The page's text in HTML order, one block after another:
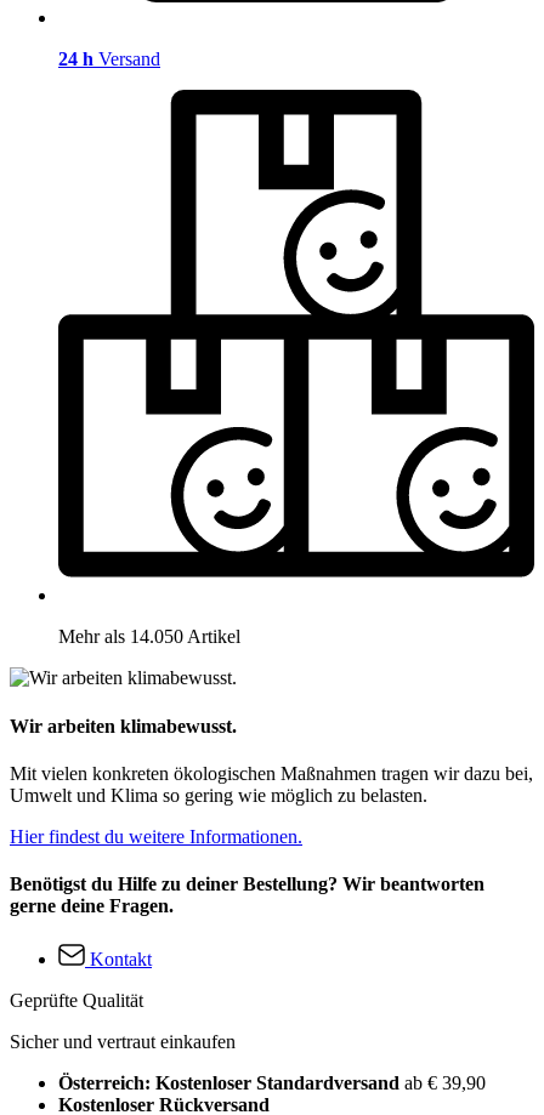
24 h Versand
Mehr als 14.050 Artikel
Wir arbeiten klimabewusst.
Mit vielen konkreten ökologischen Maßnahmen tragen wir dazu bei,
Umwelt und Klima so gering wie möglich zu belasten.
Hier findest du weitere Informationen.
Benötigst du Hilfe zu deiner Bestellung? Wir beantworten
gerne deine Fragen.
Kontakt
Geprüfte Qualität
Sicher und vertraut einkaufen
Österreich: Kostenloser Standardversand ab € 39,90
Kostenloser Rückversand